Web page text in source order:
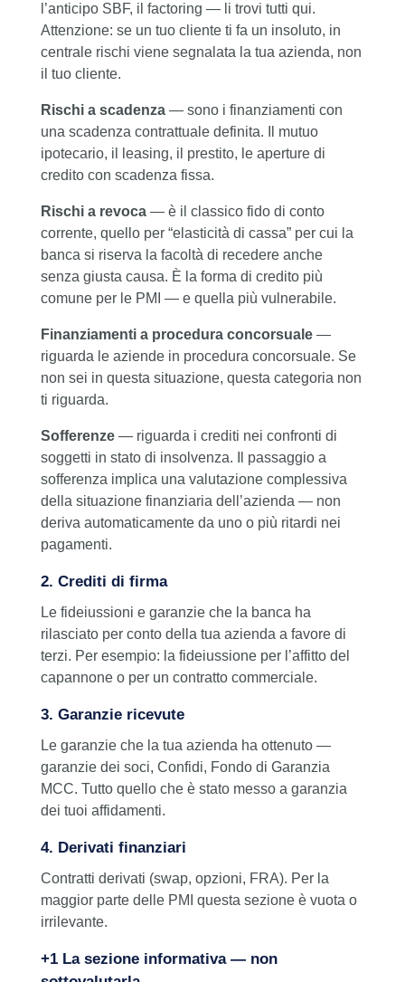
l’anticipo SBF, il factoring — li trovi tutti qui.
Attenzione: se un tuo cliente ti fa un insoluto, in
centrale rischi viene segnalata la tua azienda, non
il tuo cliente.
Rischi a scadenza— sono i finanziamenti con
una scadenza contrattuale definita. Il mutuo
ipotecario, il leasing, il prestito, le aperture di
credito con scadenza fissa.
Rischi a revoca— è il classico fido di conto
corrente, quello per “elasticità di cassa” per cui la
banca si riserva la facoltà di recedere anche
senza giusta causa. È la forma di credito più
comune per le PMI — e quella più vulnerabile.
Finanziamenti a procedura concorsuale—
riguarda le aziende in procedura concorsuale. Se
non sei in questa situazione, questa categoria non
ti riguarda.
Sofferenze— riguarda i crediti nei confronti di
soggetti in stato di insolvenza. Il passaggio a
sofferenza implica una valutazione complessiva
della situazione finanziaria dell’azienda — non
deriva automaticamente da uno o più ritardi nei
pagamenti.
2. Crediti di firma
Le fideiussioni e garanzie che la banca ha
rilasciato per conto della tua azienda a favore di
terzi. Per esempio: la fideiussione per l’affitto del
capannone o per un contratto commerciale.
3. Garanzie ricevute
Le garanzie che la tua azienda ha ottenuto —
garanzie dei soci, Confidi, Fondo di Garanzia
MCC. Tutto quello che è stato messo a garanzia
dei tuoi affidamenti.
4. Derivati finanziari
Contratti derivati (swap, opzioni, FRA). Per la
maggior parte delle PMI questa sezione è vuota o
irrilevante.
+1 La sezione informativa — non